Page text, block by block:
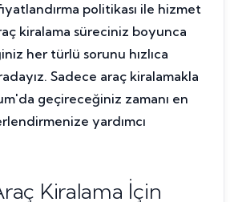
politikası ile hizmet
kiralama süreciniz boyunca
her türlü sorunu hızlıca
Sadece araç kiralamakla
geçireceğiniz zamanı en
yardımcı
Kiralama İçin